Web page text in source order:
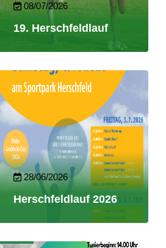
08/07/2026
19. Herschfeldlauf
28/06/2026
Herschfeldlauf 2026